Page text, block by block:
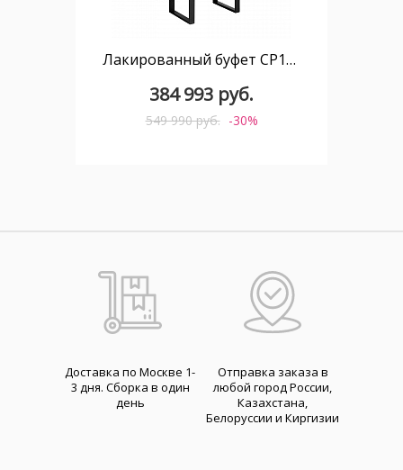
Лакированный буфет CP1706 /3110 серый RAL7037
384 993 руб.
549 990 руб. -30%
Доставка по Москве 1-
3 дня. Cборка в один
день
Отправка заказа в
любой город России,
Казахстана,
Белоруссии и Киргизии